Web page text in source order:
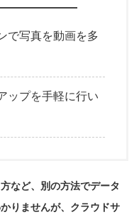
で写真を動画を多
ップを手軽に行い
など、別の方法でデータ
りませんが、クラウドサ